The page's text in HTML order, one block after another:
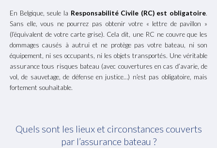
En Belgique, seule la Responsabilité Civile (RC) est obligatoire.
Sans elle, vous ne pourrez pas obtenir votre « lettre de pavillon »
(l’équivalent de votre carte grise). Cela dit, une RC ne couvre que les
dommages causés à autrui et ne protège pas votre bateau, ni son
équipement, ni ses occupants, ni les objets transportés. Une véritable
assurance tous risques bateau (avec couvertures en cas d’avarie, de
vol, de sauvetage, de défense en justice…) n’est pas obligatoire, mais
fortement souhaitable.
Quels sont les lieux et circonstances couverts
par l’assurance bateau ?